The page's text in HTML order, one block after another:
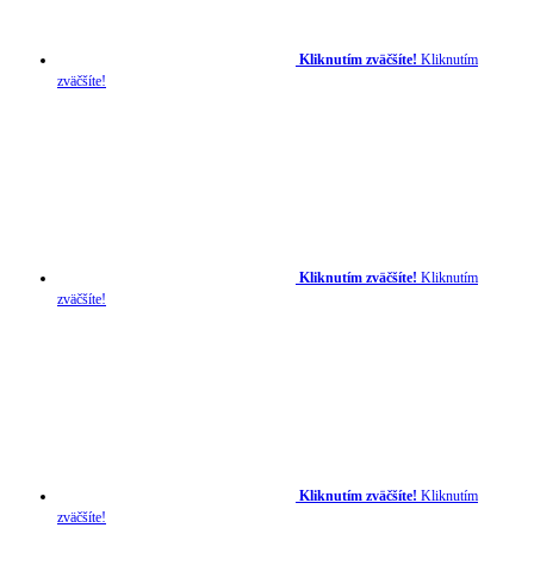
Kliknutím zväčšíte! Kliknutím
zväčšíte!
Kliknutím zväčšíte! Kliknutím
zväčšíte!
Kliknutím zväčšíte! Kliknutím
zväčšíte!